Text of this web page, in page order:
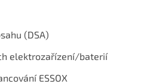
(DSA)
elektrozařízení/baterií
ESSOX